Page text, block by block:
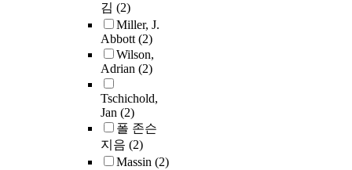
김 (2)
Miller, J.
Abbott(2)
Wilson,
Adrian (2)
Tschichold,
Jan (2)
폴 존슨
지음 (2)
Massin (2)